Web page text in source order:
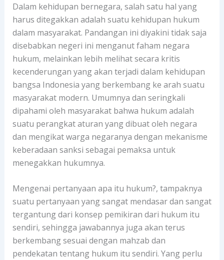
Dalam kehidupan bernegara, salah satu hal yang
harus ditegakkan adalah suatu kehidupan hukum
dalam masyarakat. Pandangan ini diyakini tidak saja
disebabkan negeri ini menganut faham negara
hukum, melainkan lebih melihat secara kritis
kecenderungan yang akan terjadi dalam kehidupan
bangsa Indonesia yang berkembang ke arah suatu
masyarakat modern. Umumnya dan seringkali
dipahami oleh masyarakat bahwa hukum adalah
suatu perangkat aturan yang dibuat oleh negara
dan mengikat warga negaranya dengan mekanisme
keberadaan sanksi sebagai pemaksa untuk
menegakkan hukumnya.
Mengenai pertanyaan apa itu hukum?, tampaknya
suatu pertanyaan yang sangat mendasar dan sangat
tergantung dari konsep pemikiran dari hukum itu
sendiri, sehingga jawabannya juga akan terus
berkembang sesuai dengan mahzab dan
pendekatan tentang hukum itu sendiri. Yang perlu